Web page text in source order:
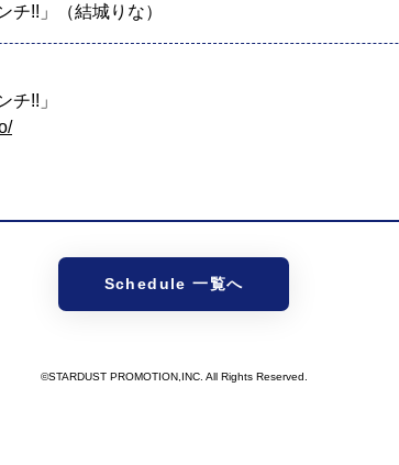
!!」（結城りな）
!!」
Schedule 一覧へ
©STARDUST PROMOTION,INC. All Rights Reserved.